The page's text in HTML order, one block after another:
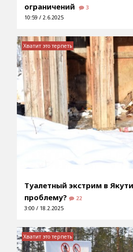
ограничений
3
10:59 / 2.6.2025
Туалетный экстрим в
проблему?
22
3:00 / 18.2.2025
Хватит это терпеть
Хватит это терпеть